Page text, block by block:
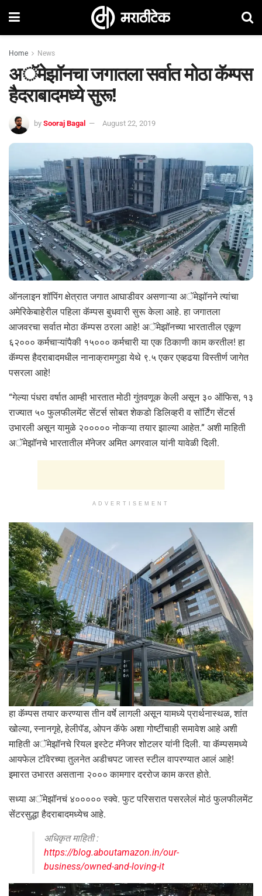
Home News
अॅमेझॉनचा जगातला सर्वात मोठा कॅम्पस
हैदराबादमध्ये सुरू!
by Sooraj Bagal August 22, 2019
ऑनलाइन शॉपिंग क्षेत्रात जगात आघाडीवर असणाऱ्या अॅमेझॉनने त्यांचा
अमेरिकेबाहेरील पहिला कॅम्पस बुधवारी सुरू केला आहे. हा जगातला
आजवरचा सर्वात मोठा कॅम्पस ठरला आहे! अॅमेझॉनच्या भारतातील एकूण
६२००० कर्मचाऱ्यांपैकी १५००० कर्मचारी या एक ठिकाणी काम करतील! हा
कॅम्पस हैदराबादमधील नानाक्रामगुडा येथे ९.५ एकर एव्हढया विस्तीर्ण जागेत
पसरला आहे!
“गेल्या पंधरा वर्षात आम्ही भारतात मोठी गुंतवणूक केली असून ३० ऑफिस, १३
राज्यात ५० फुलफीलमेंट सेंटर्स सोबत शेकडो डिलिव्हरी व सॉर्टिंग सेंटर्स
उभारली असून यामुळे २००००० नोकऱ्या तयार झाल्या आहेत.” अशी माहिती
अॅमेझॉनचे भारतातील मॅनेजर अमित अगरवाल यांनी यावेळी दिली.
ADVERTISEMENT
हा कॅम्पस तयार करण्यास तीन वर्षे लागली असून यामध्ये प्रार्थनास्थळ, शांत
खोल्या, स्नानगृहे, हेलीपॅड, ओपन कॅफे अशा गोष्टींचाही समावेश आहे अशी
माहिती अॅमेझॉनचे रियल इस्टेट मॅनेजर शोटलर यांनी दिली. या कॅम्पसमध्ये
आयफेल टॉवेरच्या तुलनेत अडीचपट जास्त स्टील वापरण्यात आलं आहे!
इमारत उभारत असताना २००० कामगार दररोज काम करत होते.
सध्या अॅमेझॉनचं ४००००० स्क्वे. फुट परिसरात पसरलेलं मोठं फुलफीलमेंट
सेंटरसुद्धा हैदराबादमध्येच आहे.
अधिकृत माहिती :
https://blog.aboutamazon.in/our-
business/owned-and-loving-it